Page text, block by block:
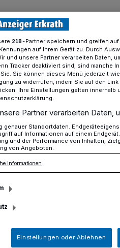
Kinderparlament erprobt
und Sportplätze
mit den Anträgen des
Dabei wurde
Schulen
218-Partner speichern und greifen
auf Ihrem Gerät zu. Durch
und unsere Partner verarbeiten Daten,
Tracker deaktiviert sind, sind manche
Sie können dieses Menü jederzeit
zu widerrufen, indem Sie auf den
Ihre Einstellungen gelten
Partner verarbeiten Daten,
genauer Standortdaten.
auf Informationen auf einem
und der Performance von Inhalten,
von Angeboten.
Informationen
Einstellungen oder Ablehnen